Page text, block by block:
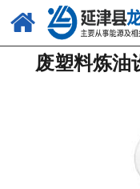
废塑料炼油